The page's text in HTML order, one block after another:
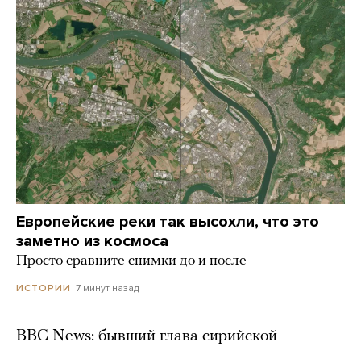
Европейские реки так высохли, что это
заметно из космоса
Просто сравните снимки до и после
ИСТОРИИ 7 минут назад
BBC News: бывший глава сирийской